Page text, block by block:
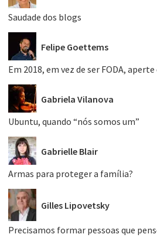
Saudade dos blogs
Felipe Goettems
Em 2018, em vez de ser FODA,
Gabriela Vilanova
Ubuntu, quando “nós somos um”
Gabrielle Blair
Armas para proteger a família?
Gilles Lipovetsky
Precisamos formar pessoas que